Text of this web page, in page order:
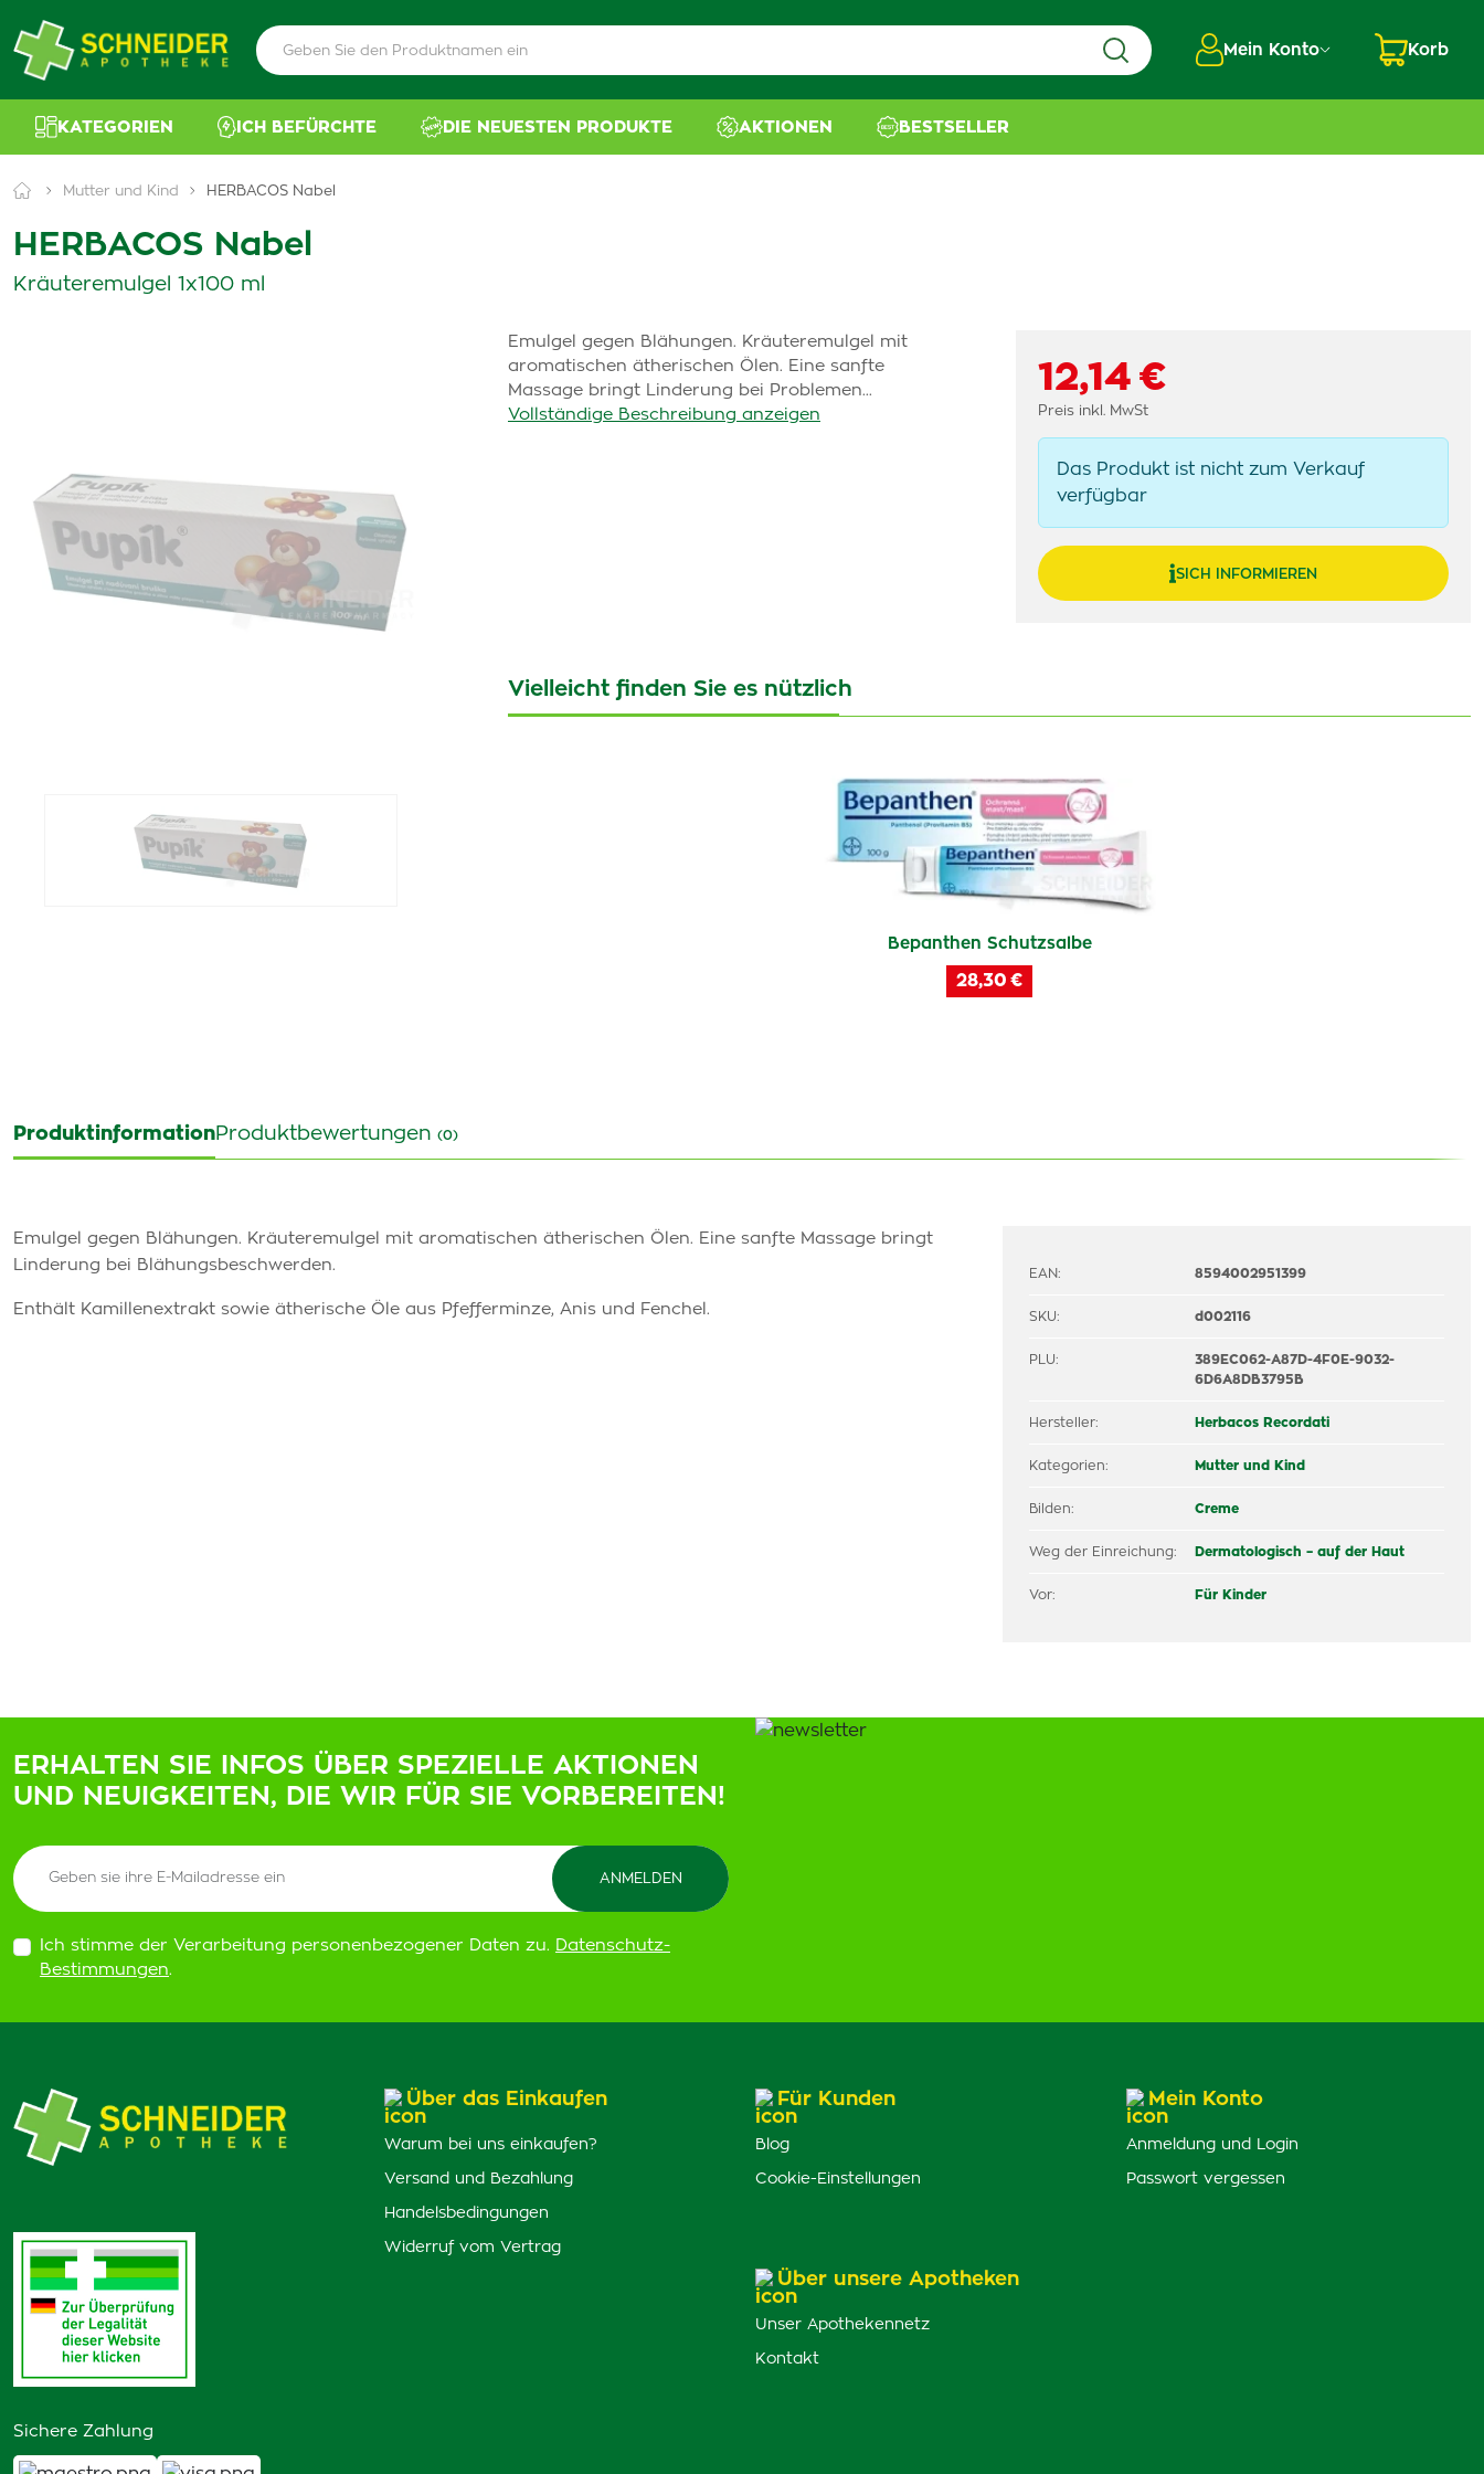
Mein Konto Korb
KATEGORIEN ICH BEFÜRCHTE DIE NEUESTEN PRODUKTE AKTIONEN BESTSELLER
Mutter und Kind HERBACOS Nabel
HERBACOS Nabel
Kräuteremulgel 1x100 ml
Emulgel gegen Blähungen. Kräuteremulgel mit
aromatischen ätherischen Ölen. Eine sanfte
Massage bringt Linderung bei Problemen...
Vollständige Beschreibung anzeigen
12,14 €
Preis inkl. MwSt
Das Produkt ist nicht zum Verkauf
verfügbar
SICH INFORMIEREN
Vielleicht finden Sie es nützlich
Bepanthen Schutzsalbe
28,30 €
ProduktinformationProduktbewertungen (0)
Emulgel gegen Blähungen. Kräuteremulgel mit aromatischen ätherischen Ölen. Eine sanfte Massage bringt
Linderung bei Blähungsbeschwerden.
Enthält Kamillenextrakt sowie ätherische Öle aus Pfefferminze, Anis und Fenchel.
EAN: 8594002951399
SKU: d002116
PLU:
389EC062-A87D-4F0E-9032-
6D6A8DB3795B
Hersteller: Herbacos Recordati
Kategorien: Mutter und Kind
Bilden: Creme
Weg der Einreichung: Dermatologisch – auf der Haut
Vor: Für Kinder
ERHALTEN SIE INFOS ÜBER SPEZIELLE AKTIONEN
UND NEUIGKEITEN, DIE WIR FÜR SIE VORBEREITEN!
Ich stimme der Verarbeitung personenbezogener Daten zu. Datenschutz-
Bestimmungen.
Sichere Zahlung
Über das Einkaufen
Warum bei uns einkaufen?
Versand und Bezahlung
Handelsbedingungen
Widerruf vom Vertrag
Für Kunden
Blog
Cookie-Einstellungen
Über unsere Apotheken
Unser Apothekennetz
Kontakt
Mein Konto
Anmeldung und Login
Passwort vergessen